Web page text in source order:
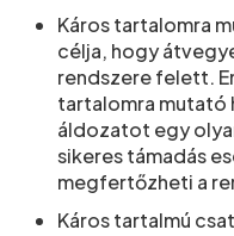
Káros tartalomra
célja, hogy
rendszere felett.
tartalomra mutató
áldozatot egy
sikeres támadás
megfertőzheti a
Káros tartalmú